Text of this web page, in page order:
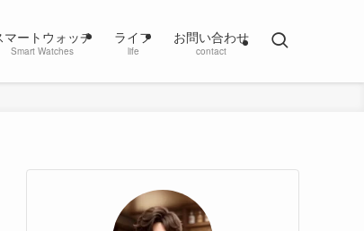
マートウォッチ
Smart Watches
ライフ
life
お問い合わせ
contact